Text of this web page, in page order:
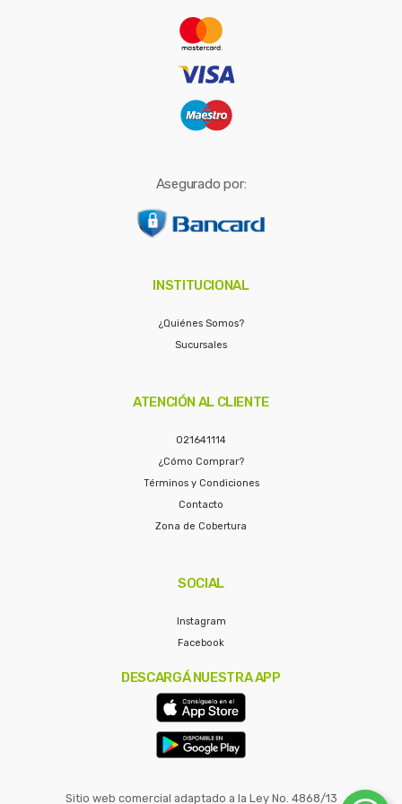
Asegurado por:
INSTITUCIONAL
¿Quiénes Somos?
Sucursales
ATENCIÓN AL CLIENTE
021641114
¿Cómo Comprar?
Términos y Condiciones
Contacto
Zona de Cobertura
SOCIAL
Instagram
Facebook
DESCARGÁ NUESTRA APP
Sitio web comercial adaptado a la Ley No. 4868/13